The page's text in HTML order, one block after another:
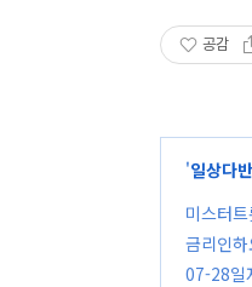
공감
'일상다
미스터
금리인
07-28일